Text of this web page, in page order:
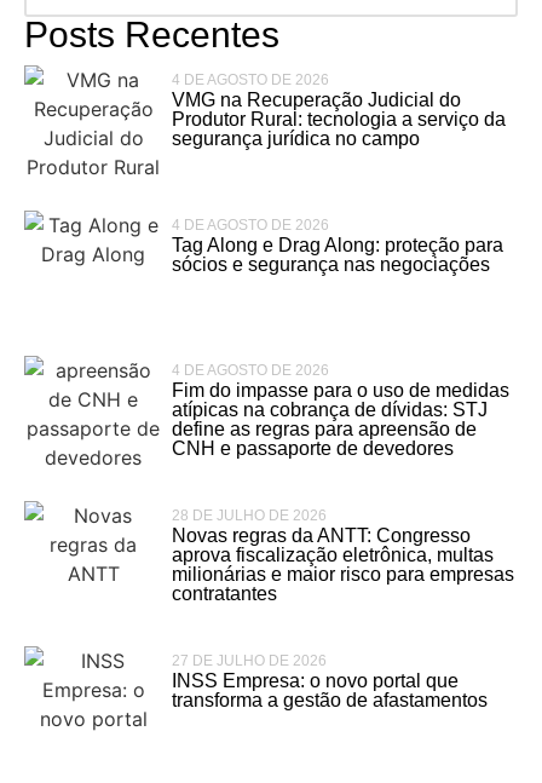
Posts Recentes
4 DE AGOSTO DE 2026
VMG na Recuperação Judicial do
Produtor Rural: tecnologia a serviço da
segurança jurídica no campo
4 DE AGOSTO DE 2026
Tag Along e Drag Along: proteção para
sócios e segurança nas negociações
4 DE AGOSTO DE 2026
Fim do impasse para o uso de medidas
atípicas na cobrança de dívidas: STJ
define as regras para apreensão de
CNH e passaporte de devedores
28 DE JULHO DE 2026
Novas regras da ANTT: Congresso
aprova fiscalização eletrônica, multas
milionárias e maior risco para empresas
contratantes
27 DE JULHO DE 2026
INSS Empresa: o novo portal que
transforma a gestão de afastamentos